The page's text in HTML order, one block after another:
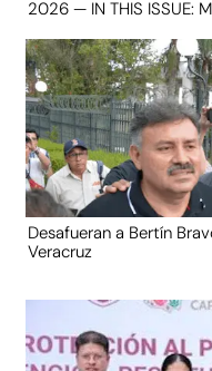
2026 — IN THIS ISSUE:
Desafueran a Bertín
Veracruz